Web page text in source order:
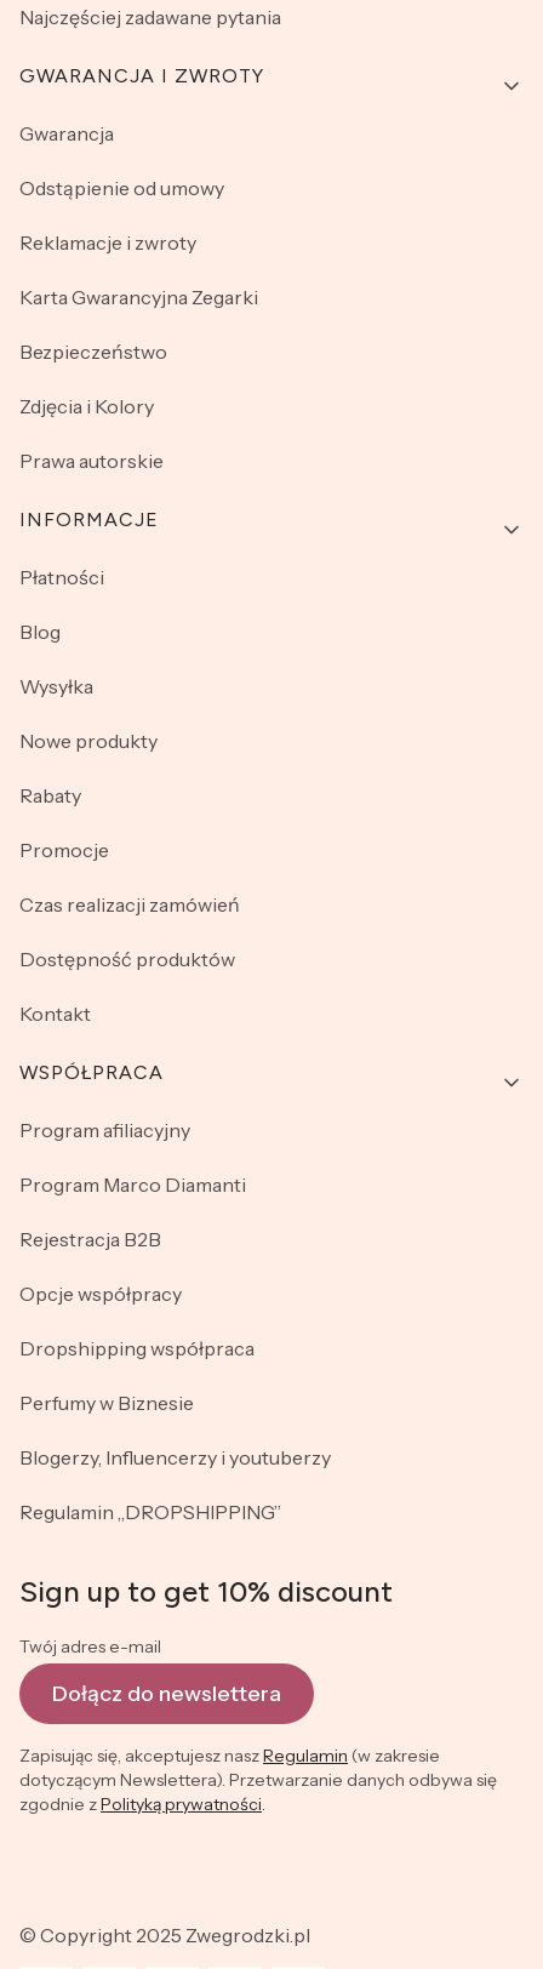
Najczęściej zadawane pytania
GWARANCJA I ZWROTY
Gwarancja
Odstąpienie od umowy
Reklamacje i zwroty
Karta Gwarancyjna Zegarki
Bezpieczeństwo
Zdjęcia i Kolory
Prawa autorskie
INFORMACJE
Płatności
Blog
Wysyłka
Nowe produkty
Rabaty
Promocje
Czas realizacji zamówień
Dostępność produktów
Kontakt
WSPÓŁPRACA
Program afiliacyjny
Program Marco Diamanti
Rejestracja B2B
Opcje współpracy
Dropshipping współpraca
Perfumy w Biznesie
Blogerzy, Influencerzy i youtuberzy
Regulamin „DROPSHIPPING”
Sign up to get 10% discount
Twój adres e-mail
Dołącz do newslettera
Zapisując się, akceptujesz naszRegulamin (w zakresie
dotyczącym Newslettera). Przetwarzanie danych odbywa się
zgodnie zPolityką prywatności.
© Copyright 2025 Zwegrodzki.pl